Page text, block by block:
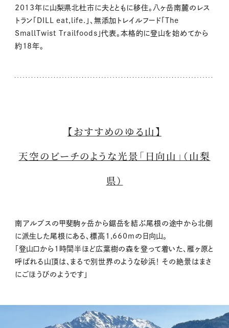
2013年に山梨県北杜市に夫とともに移住。八ヶ岳南麓のレス
トラン「DILL eat,life.」、無添加トレイルフード「The
SmallTwist Trailfoods」代表。本格的に登山を始めてから
約18年。
【おすすめのゆる山】
天空のビーチのような光景「日向山」（山梨
県）
南アルプスの甲斐駒ヶ岳から鋸岳を結ぶ尾根の途中から北側
に派生した尾根にある、標高1,660mの日向山。
「登山口から1時間半ほど広葉樹の森を登って着いた、雁ヶ原と
呼ばれる山頂は、まるで別世界のような砂浜！ その絶景はまさ
にごほうびのようです」